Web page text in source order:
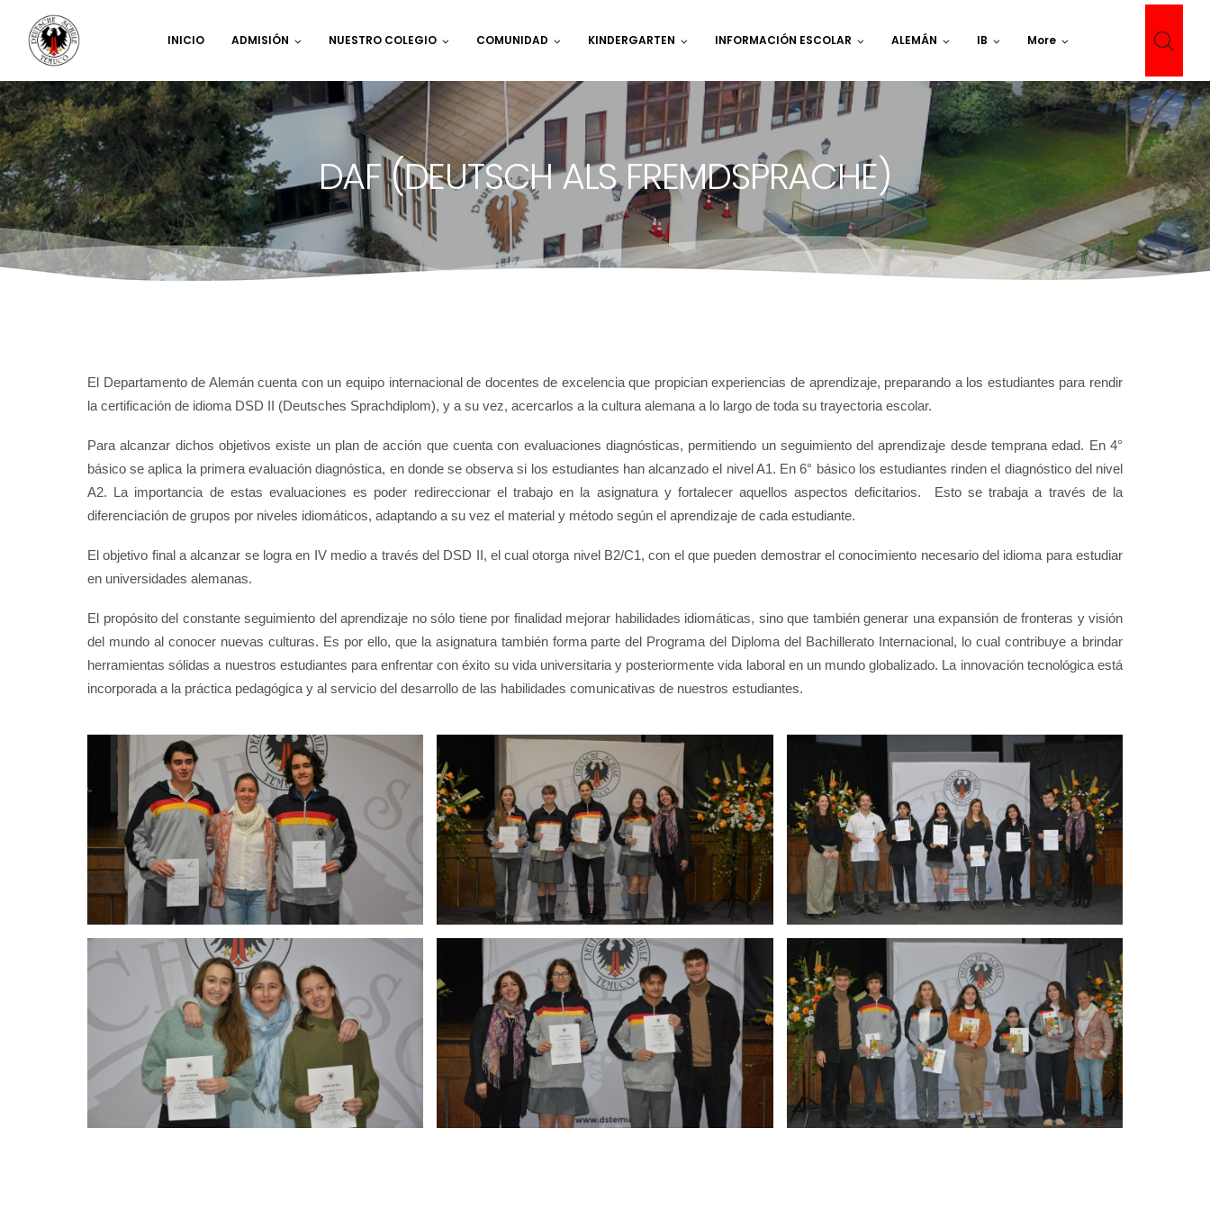
INICIO ADMISIÓN NUESTRO COLEGIO COMUNIDAD KINDERGARTEN INFORMACIÓN ESCOLAR ALEMÁN IB More
DAF (DEUTSCH ALS FREMDSPRACHE)
El Departamento de Alemán cuenta con un equipo internacional de docentes de excelencia que propician experiencias de aprendizaje, preparando a los estudiantes para rendir
la certificación de idioma DSD II (Deutsches Sprachdiplom), y a su vez, acercarlos a la cultura alemana a lo largo de toda su trayectoria escolar.
Para alcanzar dichos objetivos existe un plan de acción que cuenta con evaluaciones diagnósticas, permitiendo un seguimiento del aprendizaje desde temprana edad. En 4°
básico se aplica la primera evaluación diagnóstica, en donde se observa si los estudiantes han alcanzado el nivel A1. En 6° básico los estudiantes rinden el diagnóstico del nivel
A2. La importancia de estas evaluaciones es poder redireccionar el trabajo en la asignatura y fortalecer aquellos aspectos deficitarios. Esto se trabaja a través de la
diferenciación de grupos por niveles idiomáticos, adaptando a su vez el material y método según el aprendizaje de cada estudiante.
El objetivo final a alcanzar se logra en IV medio a través del DSD II, el cual otorga nivel B2/C1, con el que pueden demostrar el conocimiento necesario del idioma para estudiar
en universidades alemanas.
El propósito del constante seguimiento del aprendizaje no sólo tiene por finalidad mejorar habilidades idiomáticas, sino que también generar una expansión de fronteras y visión
del mundo al conocer nuevas culturas. Es por ello, que la asignatura también forma parte del Programa del Diploma del Bachillerato Internacional, lo cual contribuye a brindar
herramientas sólidas a nuestros estudiantes para enfrentar con éxito su vida universitaria y posteriormente vida laboral en un mundo globalizado. La innovación tecnológica está
incorporada a la práctica pedagógica y al servicio del desarrollo de las habilidades comunicativas de nuestros estudiantes.